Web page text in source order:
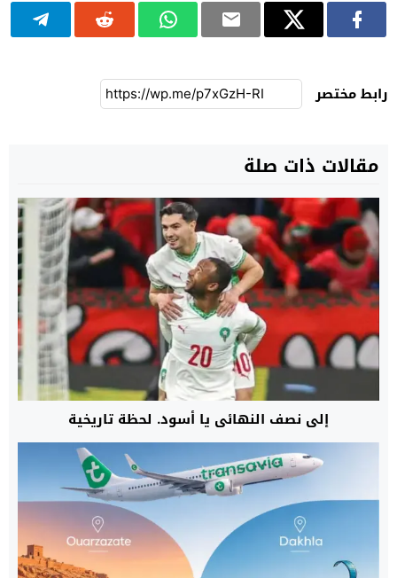
رابط مختصر
مقالات ذات صلة
إلى نصف النهائي يا أسود. لحظة تاريخية